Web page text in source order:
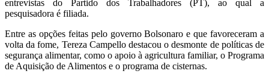
entrevistas do Partido dos Trabalhadores (PT), ao qual a
pesquisadora é filiada.
Entre as opções feitas pelo governo Bolsonaro e que favoreceram a
volta da fome, Tereza Campello destacou o desmonte de políticas de
segurança alimentar, como o apoio à agricultura familiar, o Programa
de Aquisição de Alimentos e o programa de cisternas.